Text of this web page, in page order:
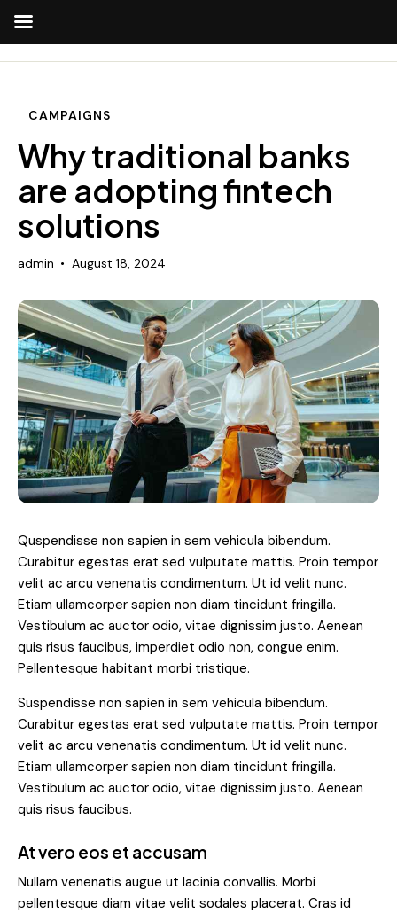
CAMPAIGNS
Why traditional banks
are adopting fintech
solutions
admin August 18, 2024
Quspendisse non sapien in sem vehicula bibendum.
Curabitur egestas erat sed vulputate mattis. Proin tempor
velit ac arcu venenatis condimentum. Ut id velit nunc.
Etiam ullamcorper sapien non diam tincidunt fringilla.
Vestibulum ac auctor odio, vitae dignissim justo. Aenean
quis risus faucibus, imperdiet odio non, congue enim.
Pellentesque habitant morbi tristique.
Suspendisse non sapien in sem vehicula bibendum.
Curabitur egestas erat sed vulputate mattis. Proin tempor
velit ac arcu venenatis condimentum. Ut id velit nunc.
Etiam ullamcorper sapien non diam tincidunt fringilla.
Vestibulum ac auctor odio, vitae dignissim justo. Aenean
quis risus faucibus.
At vero eos et accusam
Nullam venenatis augue ut lacinia convallis. Morbi
pellentesque diam vitae velit sodales placerat. Cras id